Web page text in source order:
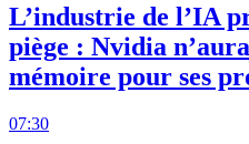
L’industrie de l’IA
piège : Nvidia
mémoire pour ses
07:30